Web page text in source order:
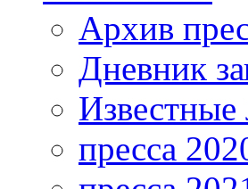
Архив
Дневник
пресса